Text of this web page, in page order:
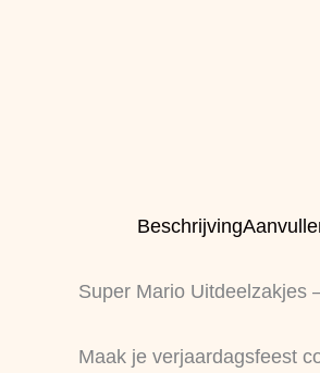
Beschrijving
Super Mario Uitdeelzakjes
Maak je verjaardagsfeest